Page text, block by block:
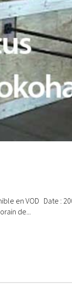
en VOD Date :
de...